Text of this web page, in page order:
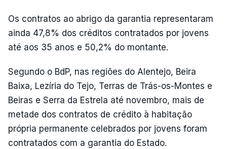
Os contratos ao abrigo da garantia representaram
ainda 47,8% dos créditos contratados por jovens
até aos 35 anos e 50,2% do montante.
Segundo o BdP, nas regiões do Alentejo, Beira
Baixa, Lezíria do Tejo, Terras de Trás-os-Montes e
Beiras e Serra da Estrela até novembro, mais de
metade dos contratos de crédito à habitação
própria permanente celebrados por jovens foram
contratados com a garantia do Estado.